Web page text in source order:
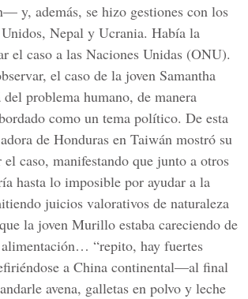
y, además, se hizo gestiones con los
Nepal y Ucrania. Había la
el caso a las Naciones Unidas (ONU).
el caso de la joven Samantha
problema humano, de manera
como un tema político. De esta
de Honduras en Taiwán mostró su
caso, manifestando que junto a otros
hasta lo imposible por ayudar a la
juicios valorativos de naturaleza
la joven Murillo estaba careciendo de
“repito, hay fuertes
a China continental—al final
avena, galletas en polvo y leche